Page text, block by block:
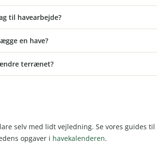
til havearbejde?
en have?
terrænet?
selv med lidt vejledning. Se vores guides til
opgaver i havekalenderen.